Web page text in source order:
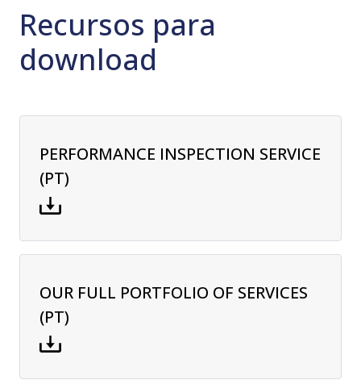
Recursos para
download
PERFORMANCE INSPECTION SERVICE
(PT)
OUR FULL PORTFOLIO OF SERVICES
(PT)